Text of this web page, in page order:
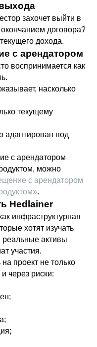
захочет выйти в
договора?
дохода.
с арендатором
воспринимается как
насколько
текущему
адаптирован под
с арендатором
можно
с арендатором
.
Hedlainer
инфраструктурная
хотят изучать
активы
участия.
проект не только
через риски:
42